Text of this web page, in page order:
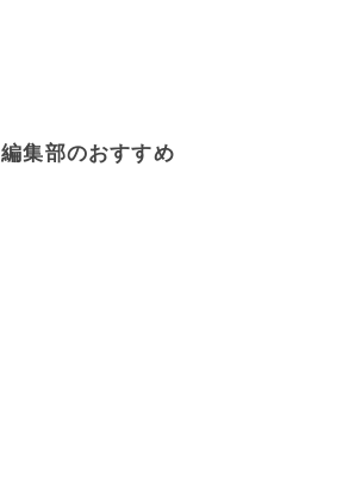
編集部のおすすめ